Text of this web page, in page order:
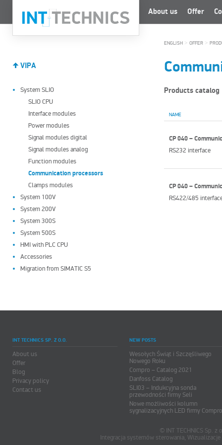
About us Offer
VIPA
System SLIO
SLIO CPU
Interface modules
Power modules
Signal modules digital
Signal modules analog
Function modules
Communication processors
Clamps modules
System 100V
System 200V
System 300S
System 500S
HMI with PLC CPU
Accessories
Migration from SIMATIC S5
ENGLISH > OFFER >
Products catalog
NAME
CP 040 –
RS232 interface
CP 040 –
RS422/485
INT TECHNICS SP. Z O.O.
About us
Offer
Blog
Privacy policy
Contact us
NEW POSTS
Wesołych Świąt i Szczęśliwego
Nowego Roku
Compro – Catalog 2021
Danfoss Catalog
SLI03 – Indukcyjna sonda
przewodności firmy Seli
Nowe możliwości kolumn
sygnalizacyjnych LED firmy
© INT TECHNICS Sp.
Integracja systemów sterowania,